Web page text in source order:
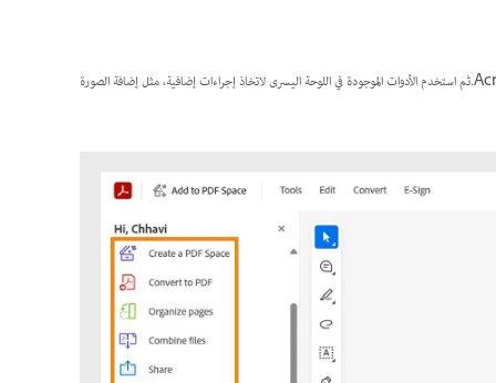
واختر الصورة التي تم تنزيلها لفتحها في Acrobat.ثم استخدم الأدوات الموجودة في اللوحة اليسرى لاتخاذ إجراءات إضافية، مثل إضافة الصورة